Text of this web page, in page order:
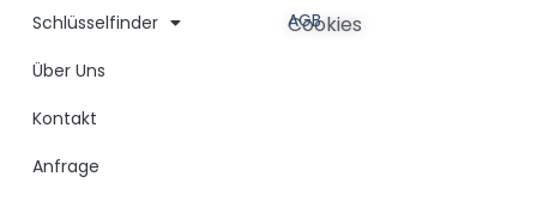
Schlüsselfinder
Über Uns
Kontakt
Anfrage
AGB
Cookies